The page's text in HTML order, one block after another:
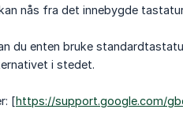
nås fra det innebygde
du enten bruke
i stedet.
[https://support.google.com/